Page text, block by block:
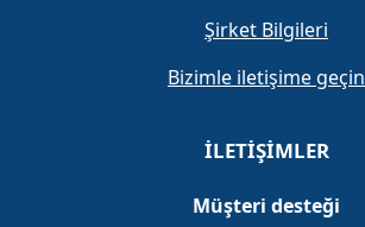
Şirket Bilgileri
Bizimle iletişime geçin
İLETIŞIMLER
Müşteri desteği